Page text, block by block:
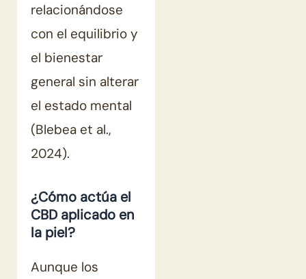
relacionándose
con el equilibrio y
el bienestar
general sin alterar
el estado mental
(Blebea et al.,
2024).
¿Cómo actúa el
CBD aplicado en
la piel?
Aunque los